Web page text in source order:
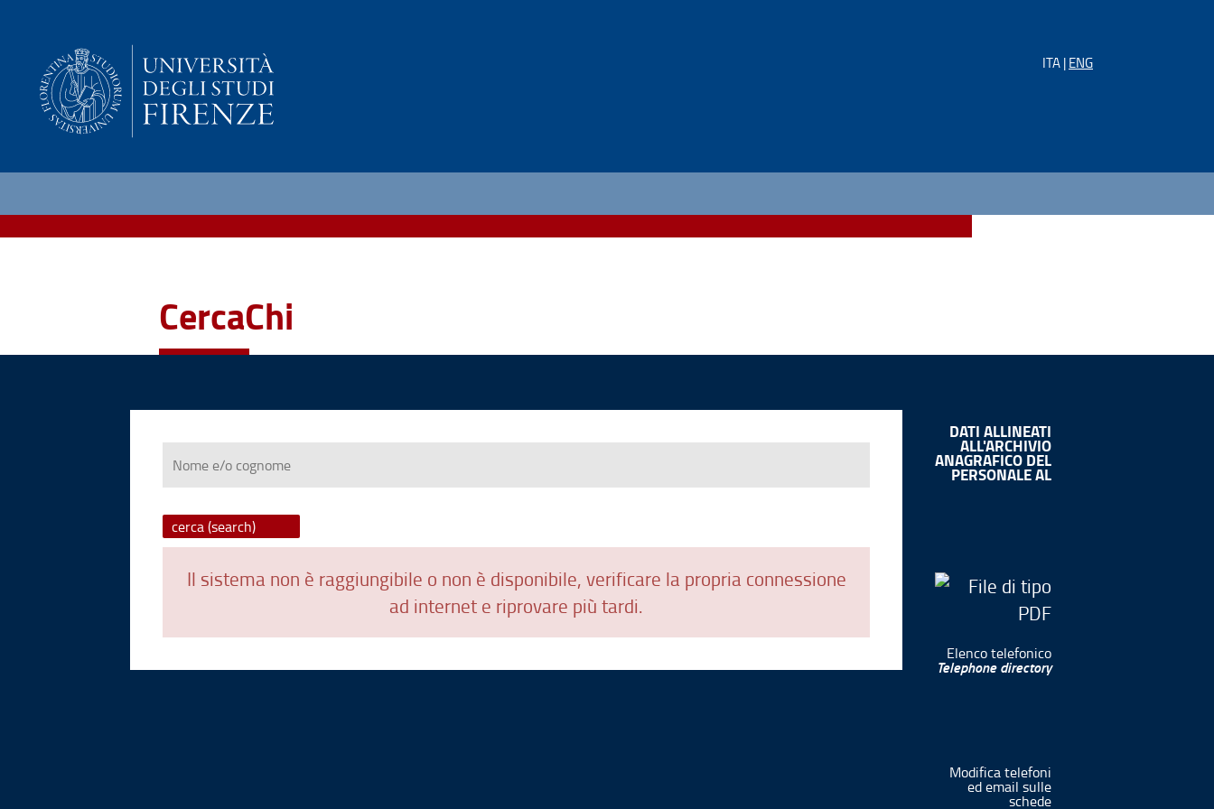
ITA |ENG
CercaChi
Nome
cognome
Il sistema non è raggiungibile o non è disponibile, verificare la propria connessione
ad internet e riprovare più tardi.
DATI ALLINEATI
ALL'ARCHIVIO
ANAGRAFICO DEL
PERSONALE AL
Elenco telefonico
Telephone directory
Modifica telefoni
ed email sulle
schede